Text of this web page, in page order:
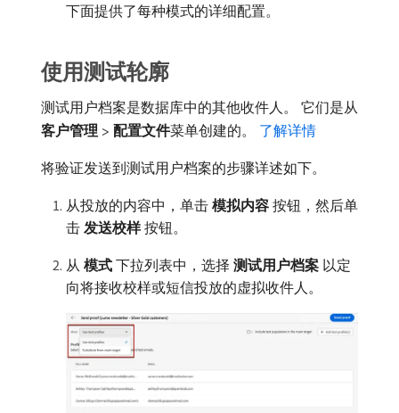
下面提供了每种模式的详细配置。
使用测试轮廓
测试用户档案是数据库中的其他收件人。 它们是从​
客户管理 > 配置文件​菜单创建的。 了解详情
将验证发送到测试用户档案的步骤详述如下。
从投放的内容中，单击​ 模拟内容 ​按钮，然后单
击​ 发送校样​按钮。
从​ 模式 ​下拉列表中，选择​ 测试用户档案 ​以定
向将接收校样或短信投放的虚拟收件人。